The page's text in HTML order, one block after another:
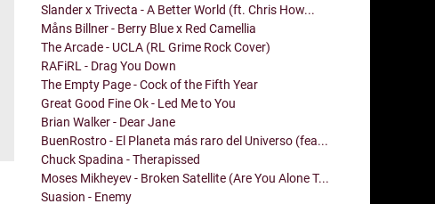
Slander x Trivecta - A Better World (ft. Chris How...
Måns Billner - Berry Blue x Red Camellia
The Arcade - UCLA (RL Grime Rock Cover)
RAFiRL - Drag You Down
The Empty Page - Cock of the Fifth Year
Great Good Fine Ok - Led Me to You
Brian Walker - Dear Jane
BuenRostro - El Planeta más raro del Universo (fea...
Chuck Spadina - Therapissed
Moses Mikheyev - Broken Satellite (Are You Alone T...
Suasion - Enemy